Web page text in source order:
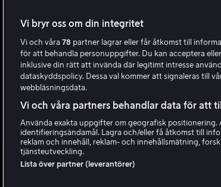
Vi bryr oss om din integritet
Vi och våra 78 partner lagrar eller får åtkomst till
för att behandla personuppgifter. Du kan acceptera
inklusive din rätt att invända där legitimt intresse
dataskyddspolicy. Dessa val kommer att signaleras till
webbläsningsdata.
Vi och våra partners behandlar data för att
Använda exakta uppgifter om geografisk positionering.
identifieringsändamål. Lagra och/eller få åtkomst till
reklam och innehåll, reklam- och innehållsmätning,
tjänsteutveckling.
Lista över partner (leverantörer)